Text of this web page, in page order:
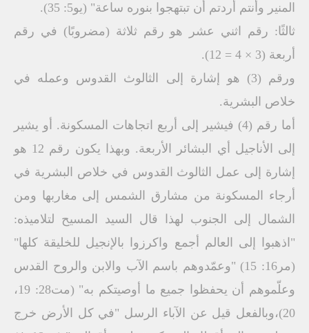
المنير وأنتم أردتم أن تبتهجوا بنوره ساعة" (يو5: 35).
ثالثًا: رقم اثني عشر هو رقم ثلاثة (مضروبًا) في رقم
أربعة (3 × 4 = 12).
ورقم (3) هو إشارة إلى الثالوث القدوس وعمله في
خلاص البشرية.
أما رقم (4) فيشير إلى أربع اتجاهات المسكونة. أو يشير
إلى الأناجيل أي البشائر الأربعة. وبهذا يكون رقم 12 هو
إشارة إلى عمل الثالوث القدوس في خلاص البشرية في
أرجاء المسكونة من مشارق الشمس إلى مغاربها ومن
الشمال إلى الجنوب لهذا قال السيد المسيح لتلاميذه:
"اذهبوا إلى العالم أجمع واكرزوا بالإنجيل للخليقة كلها"
(مر16: 15) "وعمّدوهم باسم الآب والابن والروح القدس
وعلّموهم أن يحفظوا جميع ما أوصيتكم به" (مت28: 19،
20)،وبالفعل قيل عن الآباء الرسل "في كل الأرض خرج